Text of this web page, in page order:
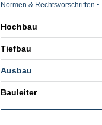
Normen & Rechtsvorschriften
Hochbau
Tiefbau
Ausbau
Bauleiter